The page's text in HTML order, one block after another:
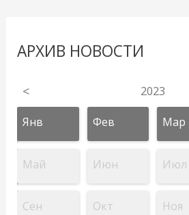
АРХИВ НОВОСТИ
< 2023
Янв Фев Мар
Май Июн Июл
Сен Окт Ноя